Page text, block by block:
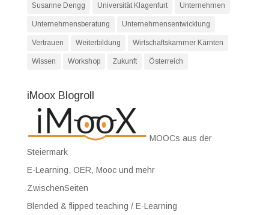
Susanne Dengg Universität Klagenfurt Unternehmen
Unternehmensberatung Unternehmensentwicklung
Vertrauen Weiterbildung Wirtschaftskammer Kärnten
Wissen Workshop Zukunft Österreich
iMoox Blogroll
MOOCs aus der
Steiermark
E-Learning, OER, Mooc und mehr
ZwischenSeiten
Blended & flipped teaching / E-Learning